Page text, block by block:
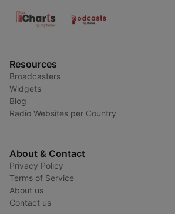
Resources
Broadcasters
Widgets
Blog
Radio Websites per Country
About & Contact
Privacy Policy
Terms of Service
About us
Contact us